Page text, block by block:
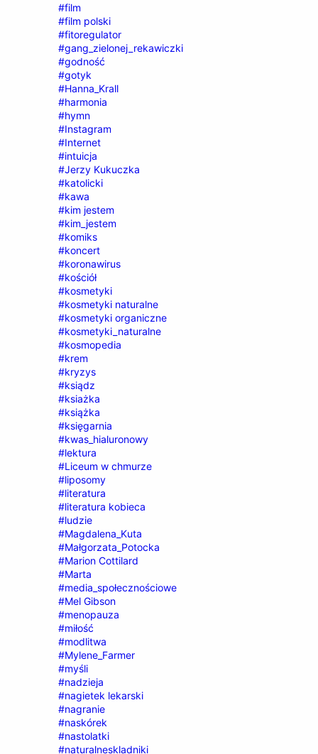
#film
#film polski
#fitoregulator
#gang_zielonej_rekawiczki
#godność
#gotyk
#Hanna_Krall
#harmonia
#hymn
#Instagram
#Internet
#intuicja
#Jerzy Kukuczka
#katolicki
#kawa
#kim jestem
#kim_jestem
#komiks
#koncert
#koronawirus
#kościół
#kosmetyki
#kosmetyki naturalne
#kosmetyki organiczne
#kosmetyki_naturalne
#kosmopedia
#krem
#kryzys
#ksiądz
#ksiażka
#książka
#księgarnia
#kwas_hialuronowy
#lektura
#Liceum w chmurze
#liposomy
#literatura
#literatura kobieca
#ludzie
#Magdalena_Kuta
#Małgorzata_Potocka
#Marion Cottilard
#Marta
#media_społecznościowe
#Mel Gibson
#menopauza
#miłość
#modlitwa
#Mylene_Farmer
#myśli
#nadzieja
#nagietek lekarski
#nagranie
#naskórek
#nastolatki
#naturalneskladniki